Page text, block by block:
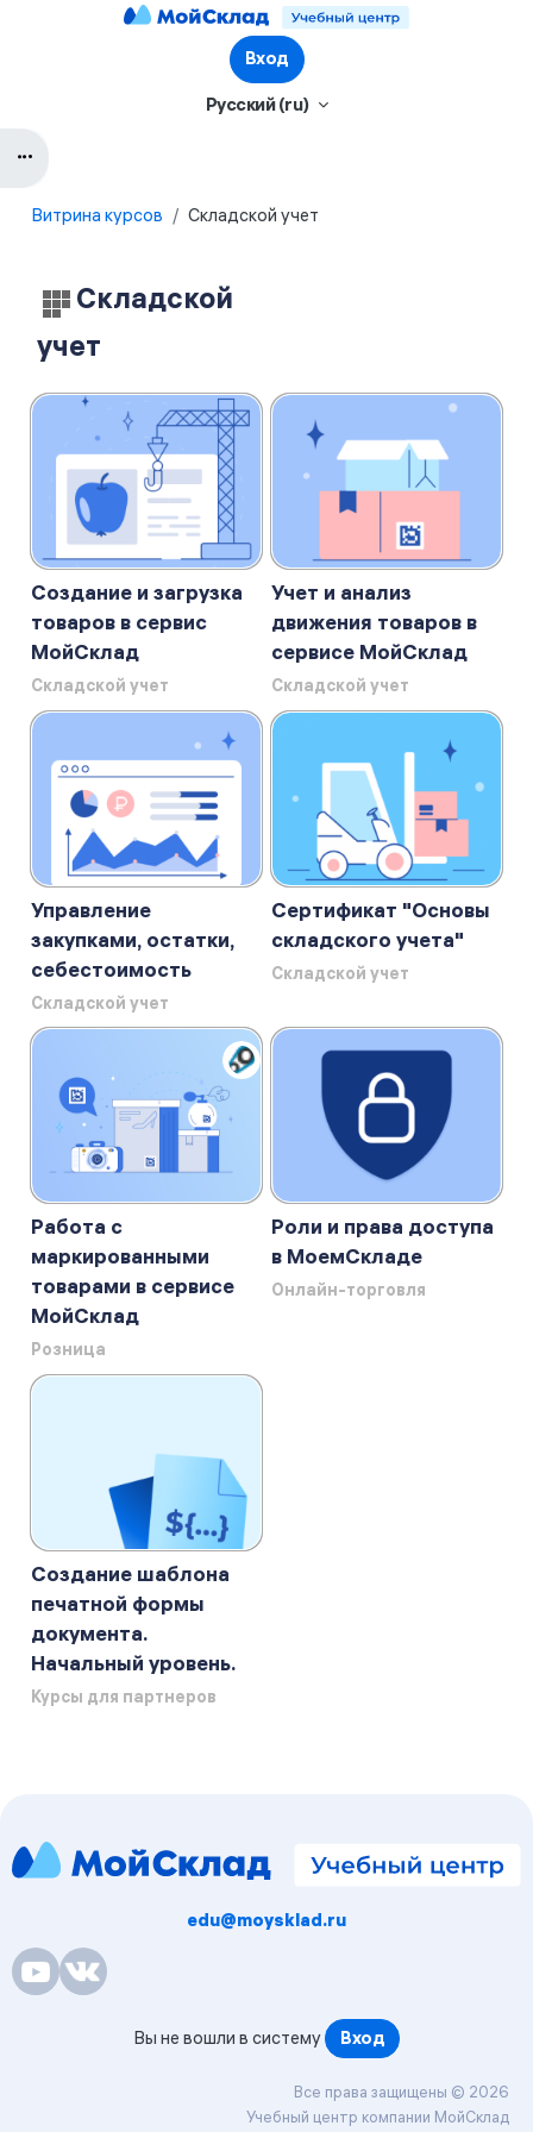
Перейти к основному содержанию
Вход
Русский ‎(ru)‎
Витрина курсов Складской учет
Складской
учет
Создание и загрузка
товаров в сервис
МойСклад
Складской учет
Учет и анализ
движения товаров в
сервисе МойСклад
Складской учет
Управление
закупками, остатки,
себестоимость
Складской учет
Сертификат "Основы
складского учета"
Складской учет
Работа с
маркированными
товарами в сервисе
МойСклад
Розница
Роли и права доступа
в МоемСкладе
Онлайн-торговля
Создание шаблона
печатной формы
документа.
Начальный уровень.
Курсы для партнеров
edu@moysklad.ru
Вы не вошли в систему Вход
Все права защищены © 2026
Учебный центр компании МойСклад